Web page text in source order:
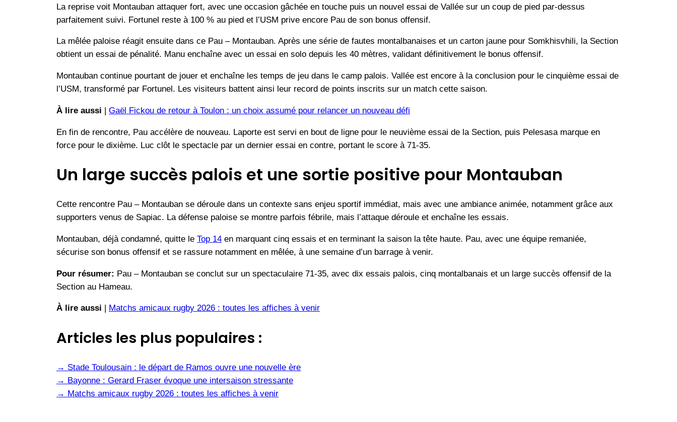
La reprise voit Montauban attaquer fort, avec une occasion gâchée en touche puis un nouvel essai de Vallée sur un coup de pied par-dessus
parfaitement suivi. Fortunel reste à 100 % au pied et l’USM prive encore Pau de son bonus offensif.
La mêlée paloise réagit ensuite dans ce Pau – Montauban. Après une série de fautes montalbanaises et un carton jaune pour Somkhisvhili, la Section
obtient un essai de pénalité. Manu enchaîne avec un essai en solo depuis les 40 mètres, validant définitivement le bonus offensif.
Montauban continue pourtant de jouer et enchaîne les temps de jeu dans le camp palois. Vallée est encore à la conclusion pour le cinquième essai de
l’USM, transformé par Fortunel. Les visiteurs battent ainsi leur record de points inscrits sur un match cette saison.
À lire aussi | Gaël Fickou de retour à Toulon : un choix assumé pour relancer un nouveau défi
En fin de rencontre, Pau accélère de nouveau. Laporte est servi en bout de ligne pour le neuvième essai de la Section, puis Pelesasa marque en
force pour le dixième. Luc clôt le spectacle par un dernier essai en contre, portant le score à 71-35.
Un large succès palois et une sortie positive pour Montauban
Cette rencontre Pau – Montauban se déroule dans un contexte sans enjeu sportif immédiat, mais avec une ambiance animée, notamment grâce aux
supporters venus de Sapiac. La défense paloise se montre parfois fébrile, mais l’attaque déroule et enchaîne les essais.
Montauban, déjà condamné, quitte le Top 14 en marquant cinq essais et en terminant la saison la tête haute. Pau, avec une équipe remaniée,
sécurise son bonus offensif et se rassure notamment en mêlée, à une semaine d’un barrage à venir.
Pour résumer: Pau – Montauban se conclut sur un spectaculaire 71-35, avec dix essais palois, cinq montalbanais et un large succès offensif de la
Section au Hameau.
À lire aussi Matchs amicaux rugby 2026 : toutes les affiches à venir
Articles les plus populaires :
→ Stade Toulousain : le départ de Ramos ouvre une nouvelle ère
→ Bayonne : Gerard Fraser évoque une intersaison stressante
→ Matchs amicaux rugby 2026 : toutes les affiches à venir